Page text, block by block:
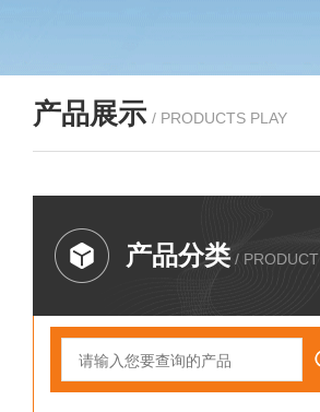
产品展示 / PRODUCTS PLAY
产品分类 / PRODUCT